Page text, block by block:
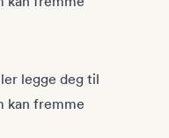
legge deg til
kan fremme